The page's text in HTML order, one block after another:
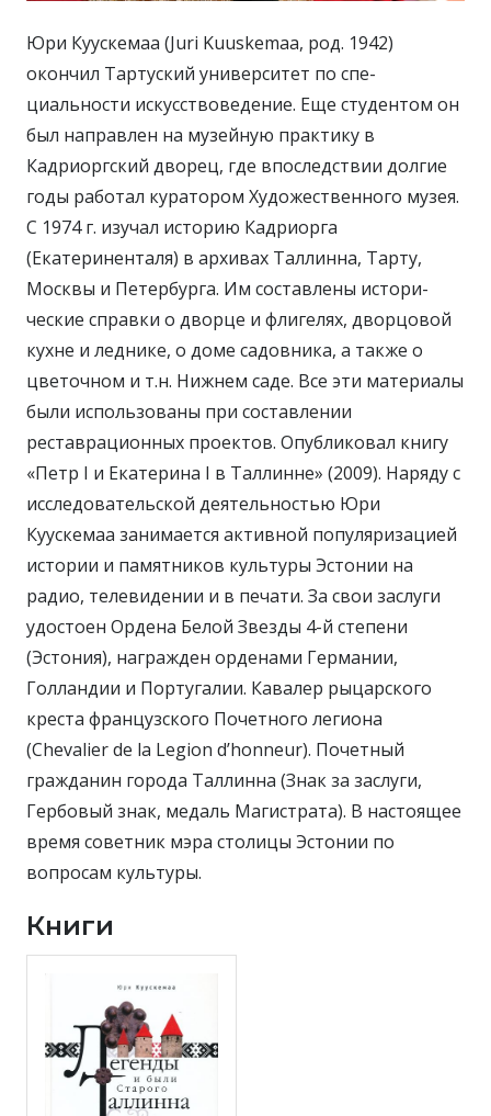
Юри Куускемаа (Juri Kuuskemaa, род. 1942)
окончил Тартуский университет по спе­
циальности искусствоведение. Еще студентом он
был направлен на музейную практику в
Кадриоргский дворец, где впоследствии дол­гие
годы работал куратором Художественного музея.
С 1974 г. изучал историю Кадриорга
(Екатериненталя) в архивах Таллинна, Тарту,
Москвы и Петербурга. Им составлены истори­
ческие справки о дворце и флигелях, дворцовой
кухне и леднике, о доме садовни­ка, а также о
цветочном и т.н. Нижнем саде. Все эти материалы
были использованы при составлении
реставрационных проектов. Опубликовал книгу
«Петр I и Екатерина I в Таллинне» (2009). Наряду с
исследовательской деятельностью Юри
Куускемаа занимается активной популяризацией
истории и памятников культуры Эстонии на
радио, телевидении и в печати. За свои заслуги
удостоен Ордена Белой Звезды 4-й степени
(Эстония), награжден орденами Германии,
Голландии и Португалии. Кавалер рыцарского
креста французского Почетного легиона
(Chevalier de la Legion d’honneur). Почетный
гражданин города Таллинна (Знак за заслуги,
Гербовый знак, медаль Магистрата). В настоящее
время советник мэра столицы Эстонии по
вопросам культуры.
Книги